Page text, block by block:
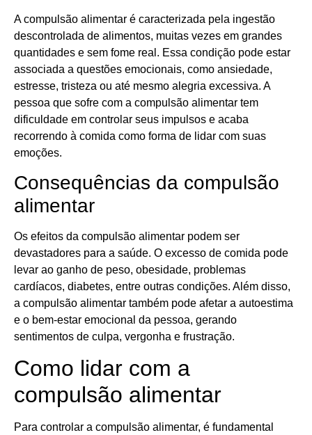
A compulsão alimentar é caracterizada pela ingestão
descontrolada de alimentos, muitas vezes em grandes
quantidades e sem fome real. Essa condição pode estar
associada a questões emocionais, como ansiedade,
estresse, tristeza ou até mesmo alegria excessiva. A
pessoa que sofre com a compulsão alimentar tem
dificuldade em controlar seus impulsos e acaba
recorrendo à comida como forma de lidar com suas
emoções.
Consequências da compulsão
alimentar
Os efeitos da compulsão alimentar podem ser
devastadores para a saúde. O excesso de comida pode
levar ao ganho de peso, obesidade, problemas
cardíacos, diabetes, entre outras condições. Além disso,
a compulsão alimentar também pode afetar a autoestima
e o bem-estar emocional da pessoa, gerando
sentimentos de culpa, vergonha e frustração.
Como lidar com a
compulsão alimentar
Para controlar a compulsão alimentar, é fundamental